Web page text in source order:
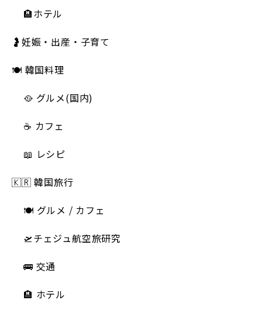
🏨ホテル
🤰妊娠・出産・子育て
🍽 韓国料理
🥘 グルメ(国内)
☕️ カフェ
📖 レシピ
🇰🇷 韓国旅行
🍽 グルメ / カフェ
🛫チェジュ航空旅研究
🚌 交通
🏨 ホテル